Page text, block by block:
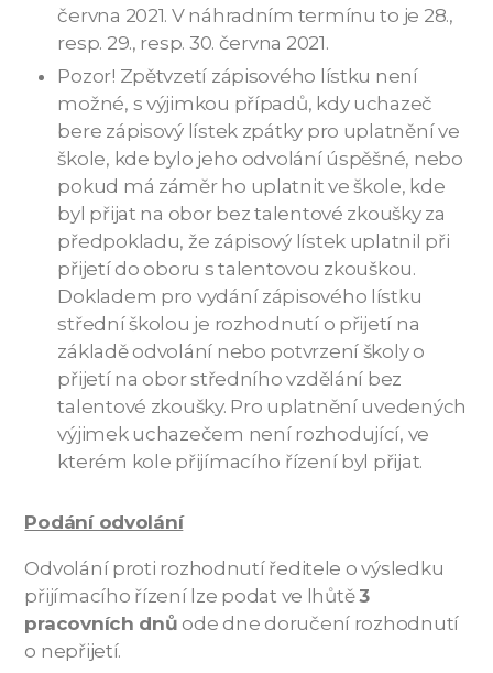
června 2021. V náhradním termínu to je 28.,
resp. 29., resp. 30. června 2021.
Pozor! Zpětvzetí zápisového lístku není
možné, s výjimkou případů, kdy uchazeč
bere zápisový lístek zpátky pro uplatnění ve
škole, kde bylo jeho odvolání úspěšné, nebo
pokud má záměr ho uplatnit ve škole, kde
byl přijat na obor bez talentové zkoušky za
předpokladu, že zápisový lístek uplatnil při
přijetí do oboru s talentovou zkouškou.
Dokladem pro vydání zápisového lístku
střední školou je rozhodnutí o přijetí na
základě odvolání nebo potvrzení školy o
přijetí na obor středního vzdělání bez
talentové zkoušky. Pro uplatnění uvedených
výjimek uchazečem není rozhodující, ve
kterém kole přijímacího řízení byl přijat.
Podání odvolání
Odvolání proti rozhodnutí ředitele o výsledku
přijímacího řízení lze podat ve lhůtě3
pracovních dnů ode dne doručení rozhodnutí
o nepřijetí.